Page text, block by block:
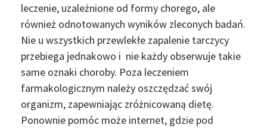
leczenie, uzależnione od formy chorego, ale
również odnotowanych wyników zleconych badań.
Nie u wszystkich przewlekłe zapalenie tarczycy
przebiega jednakowo i nie każdy obserwuje takie
same oznaki choroby. Poza leczeniem
farmakologicznym należy oszczędzać swój
organizm, zapewniając zróżnicowaną dietę.
Ponownie pomóc może internet, gdzie pod